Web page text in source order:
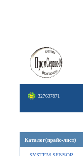
327637871
Каталог(прайс-лист)